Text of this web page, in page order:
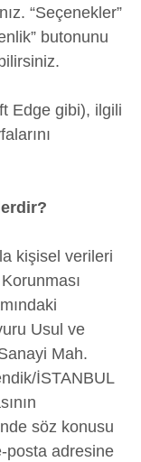
“Seçenekler”
butonunu
Edge gibi), ilgili
kişisel verileri
Usul ve
Mah.
İSTANBUL
söz konusu
posta adresine